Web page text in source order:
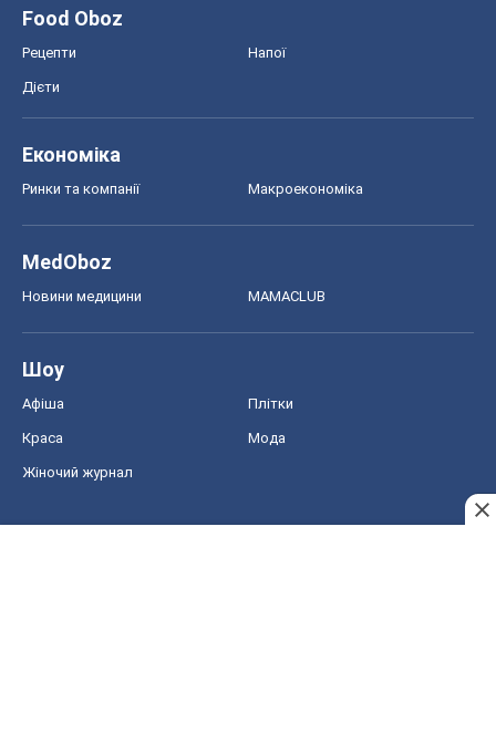
Food Oboz
Рецепти Напої
Дієти
Економіка
Ринки та компанії Макроекономіка
MedOboz
Новини медицини MAMACLUB
Шоу
Афіша Плітки
Краса Мода
Жіночий журнал